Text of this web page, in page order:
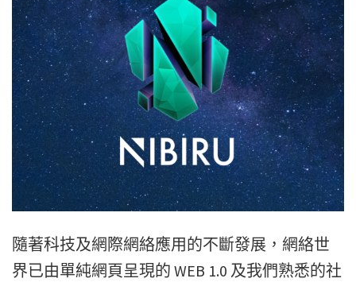
隨著科技及網際網絡應用的不斷發展，網絡世
界已由單純網頁呈現的 WEB 1.0 及我們熟悉的社